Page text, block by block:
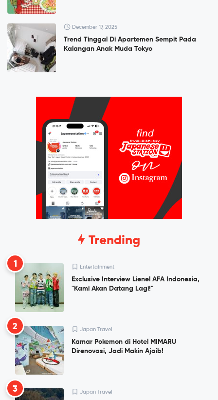
December 17, 2025
Trend Tinggal Di Apartemen Sempit Pada
Kalangan Anak Muda Tokyo
Trending
1 Entertainment
Exclusive Interview Lienel AFA Indonesia,
"Kami Akan Datang Lagi!"
2 Japan Travel
Kamar Pokemon di Hotel MIMARU
Direnovasi, Jadi Makin Ajaib!
3 Japan Travel